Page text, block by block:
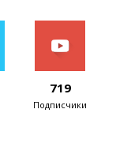
719
Подписчики